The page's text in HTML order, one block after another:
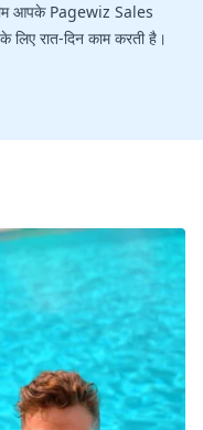
टीम आपके Pagewiz Sales
रात-दिन काम करती है।